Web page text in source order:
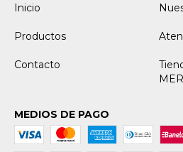
Inicio
Productos
Contacto
MEDIOS DE PAGO